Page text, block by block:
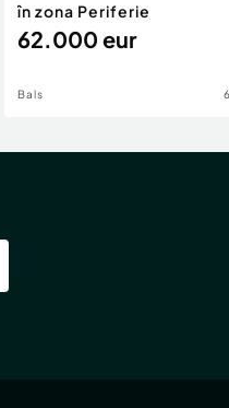
în zona Periferie
62.000 eur
Bals